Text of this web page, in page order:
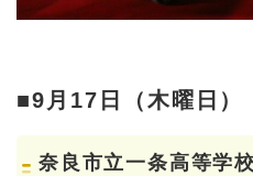
■9月17日（木曜日）
奈良市立一条高等学